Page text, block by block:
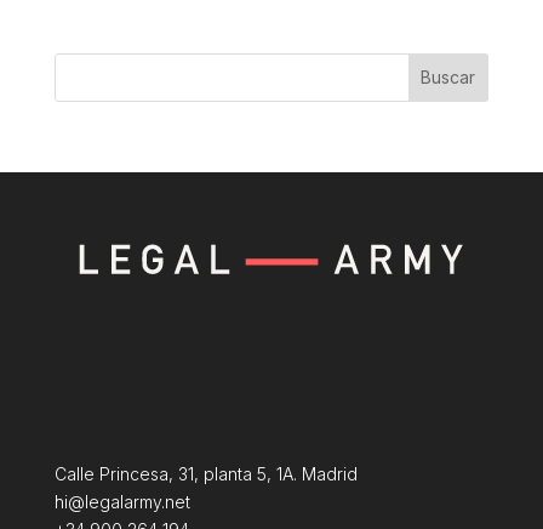
Buscar
Calle Princesa, 31, planta 5, 1A. Madrid
hi@legalarmy.net